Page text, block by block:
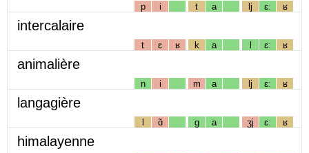
p i t a lj ɛː ʁ
intercalaire
t ɛ ʁ k a l ɛː ʁ
animalière
n i m a lj ɛː ʁ
langagière
l ɑ̃ g a ʒj ɛː ʁ
himalayenne